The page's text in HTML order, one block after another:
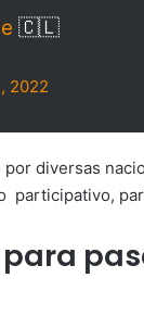
🇨🇱
2022
diversas
participativo,